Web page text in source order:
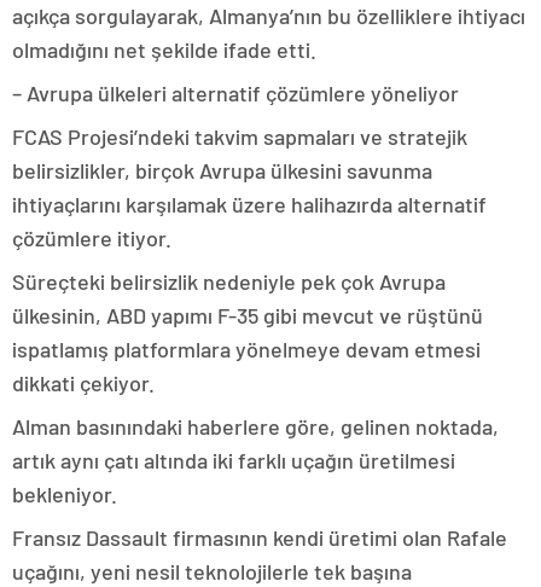
açıkça sorgulayarak, Almanya’nın bu özelliklere ihtiyacı
olmadığını net şekilde ifade etti.
– Avrupa ülkeleri alternatif çözümlere yöneliyor
FCAS Projesi’ndeki takvim sapmaları ve stratejik
belirsizlikler, birçok Avrupa ülkesini savunma
ihtiyaçlarını karşılamak üzere halihazırda alternatif
çözümlere itiyor.
Süreçteki belirsizlik nedeniyle pek çok Avrupa
ülkesinin, ABD yapımı F-35 gibi mevcut ve rüştünü
ispatlamış platformlara yönelmeye devam etmesi
dikkati çekiyor.
Alman basınındaki haberlere göre, gelinen noktada,
artık aynı çatı altında iki farklı uçağın üretilmesi
bekleniyor.
Fransız Dassault firmasının kendi üretimi olan Rafale
uçağını, yeni nesil teknolojilerle tek başına